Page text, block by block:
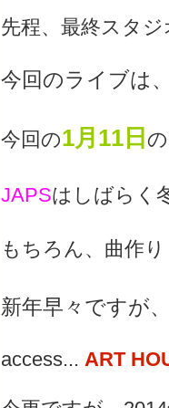
先程、最終スタ
今回のライブは
今回の1月11日
JAPSはしばらく
もちろん、曲作
新年早々ですが
access... ART